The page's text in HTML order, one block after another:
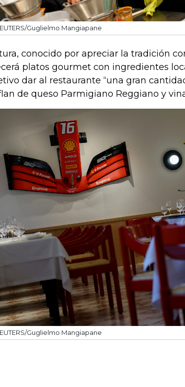
Guglielmo Mangiapane
conocido por apreciar la tradición
platos gourmet con ingredientes
dar al restaurante “una gran
de queso Parmigiano Reggiano y
Guglielmo Mangiapane